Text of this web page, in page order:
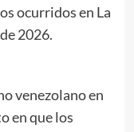
ocurridos en La
2026.
venezolano en
en que los